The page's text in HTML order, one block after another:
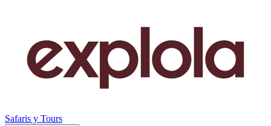
Safaris y Tours